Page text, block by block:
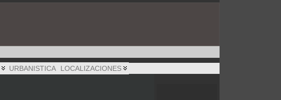
URBANISTICA LOCALIZACIONES